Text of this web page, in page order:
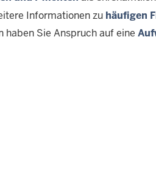
Informationen zu häufigen
Sie Anspruch auf eine